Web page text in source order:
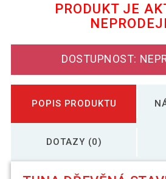
PRODUKT JE
DOSTUPNOST:
POPIS PRODUKTU
DOTAZY (0)